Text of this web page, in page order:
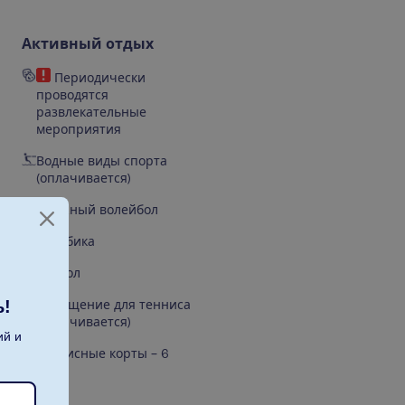
Активный отдых
Периодически
проводятся
развлекательные
мероприятия
Водные виды спорта
(оплачивается)
Пляжный волейбол
Аэробика
Футбол
Оснащение для тенниса
(оплачивается)
Теннисные корты – 6
и